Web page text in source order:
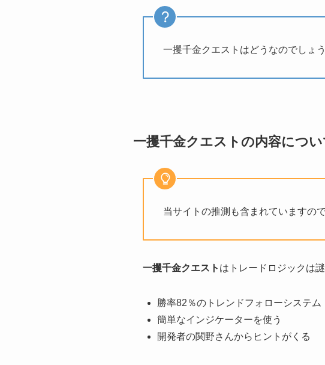
一攫千金クエストはどうなのでしょ
一攫千金クエストの内容につい
当サイトの推測も含まれていますの
一攫千金クエスト はトレードロジックは
勝率82％のトレンドフォローシステム
簡単なインジケーターを使う
開発者の関野さんからヒントがくる